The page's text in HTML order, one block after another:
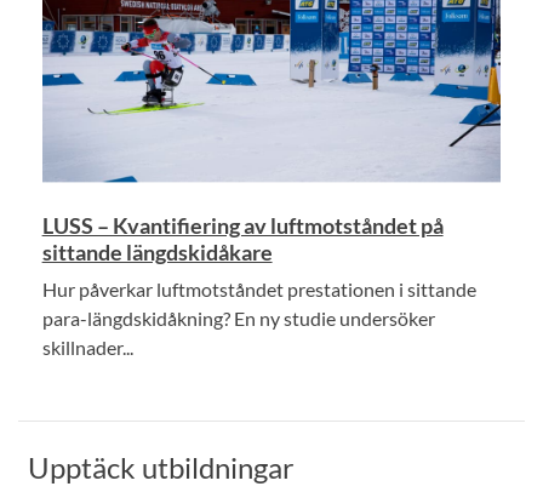
LUSS – Kvantifiering av luftmotståndet på
sittande längdskidåkare
Hur påverkar luftmotståndet prestationen i sittande
para-längdskidåkning? En ny studie undersöker
skillnader...
Upptäck utbildningar